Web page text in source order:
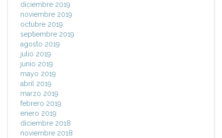
diciembre 2019
noviembre 2019
octubre 2019
septiembre 2019
agosto 2019
julio 2019
junio 2019
mayo 2019
abril 2019
marzo 2019
febrero 2019
enero 2019
diciembre 2018
noviembre 2018